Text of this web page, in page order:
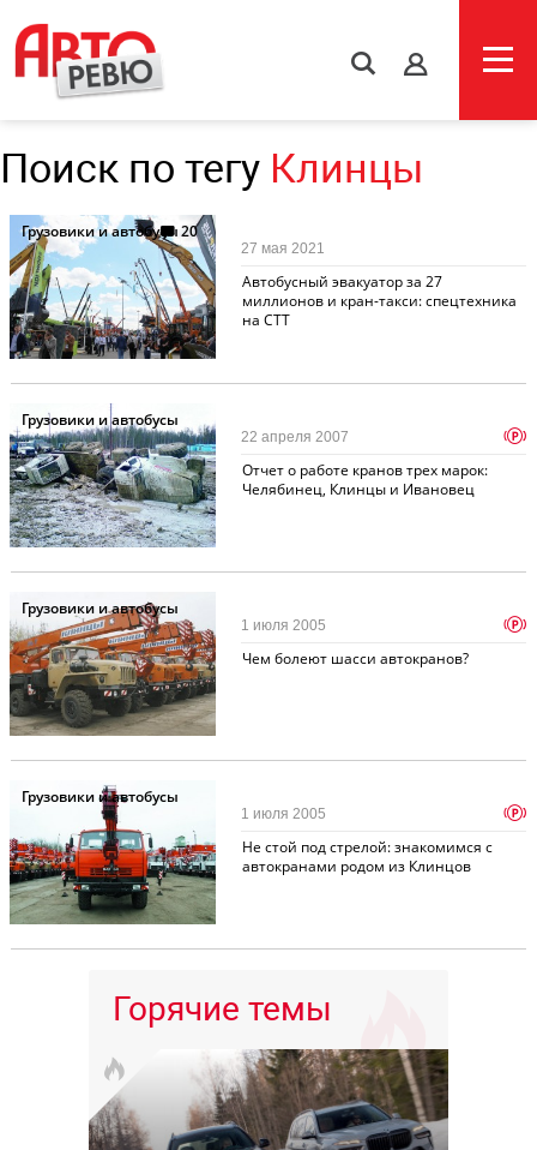
s
Поиск по тегу Клинцы
Грузовики и автобусы20
Автобусный эвакуатор за 27
миллионов и кран-такси: спецтехника
на СТТ
27 мая 2021
Грузовики и автобусы
Отчет о работе кранов трех марок:
Челябинец, Клинцы и Ивановец
22 апреля 2007 p
Грузовики и автобусы
Чем болеют шасси автокранов?
1 июля 2005 p
Грузовики и автобусы
Не стой под стрелой: знакомимся с
автокранами родом из Клинцов
1 июля 2005 p
Горячие темы